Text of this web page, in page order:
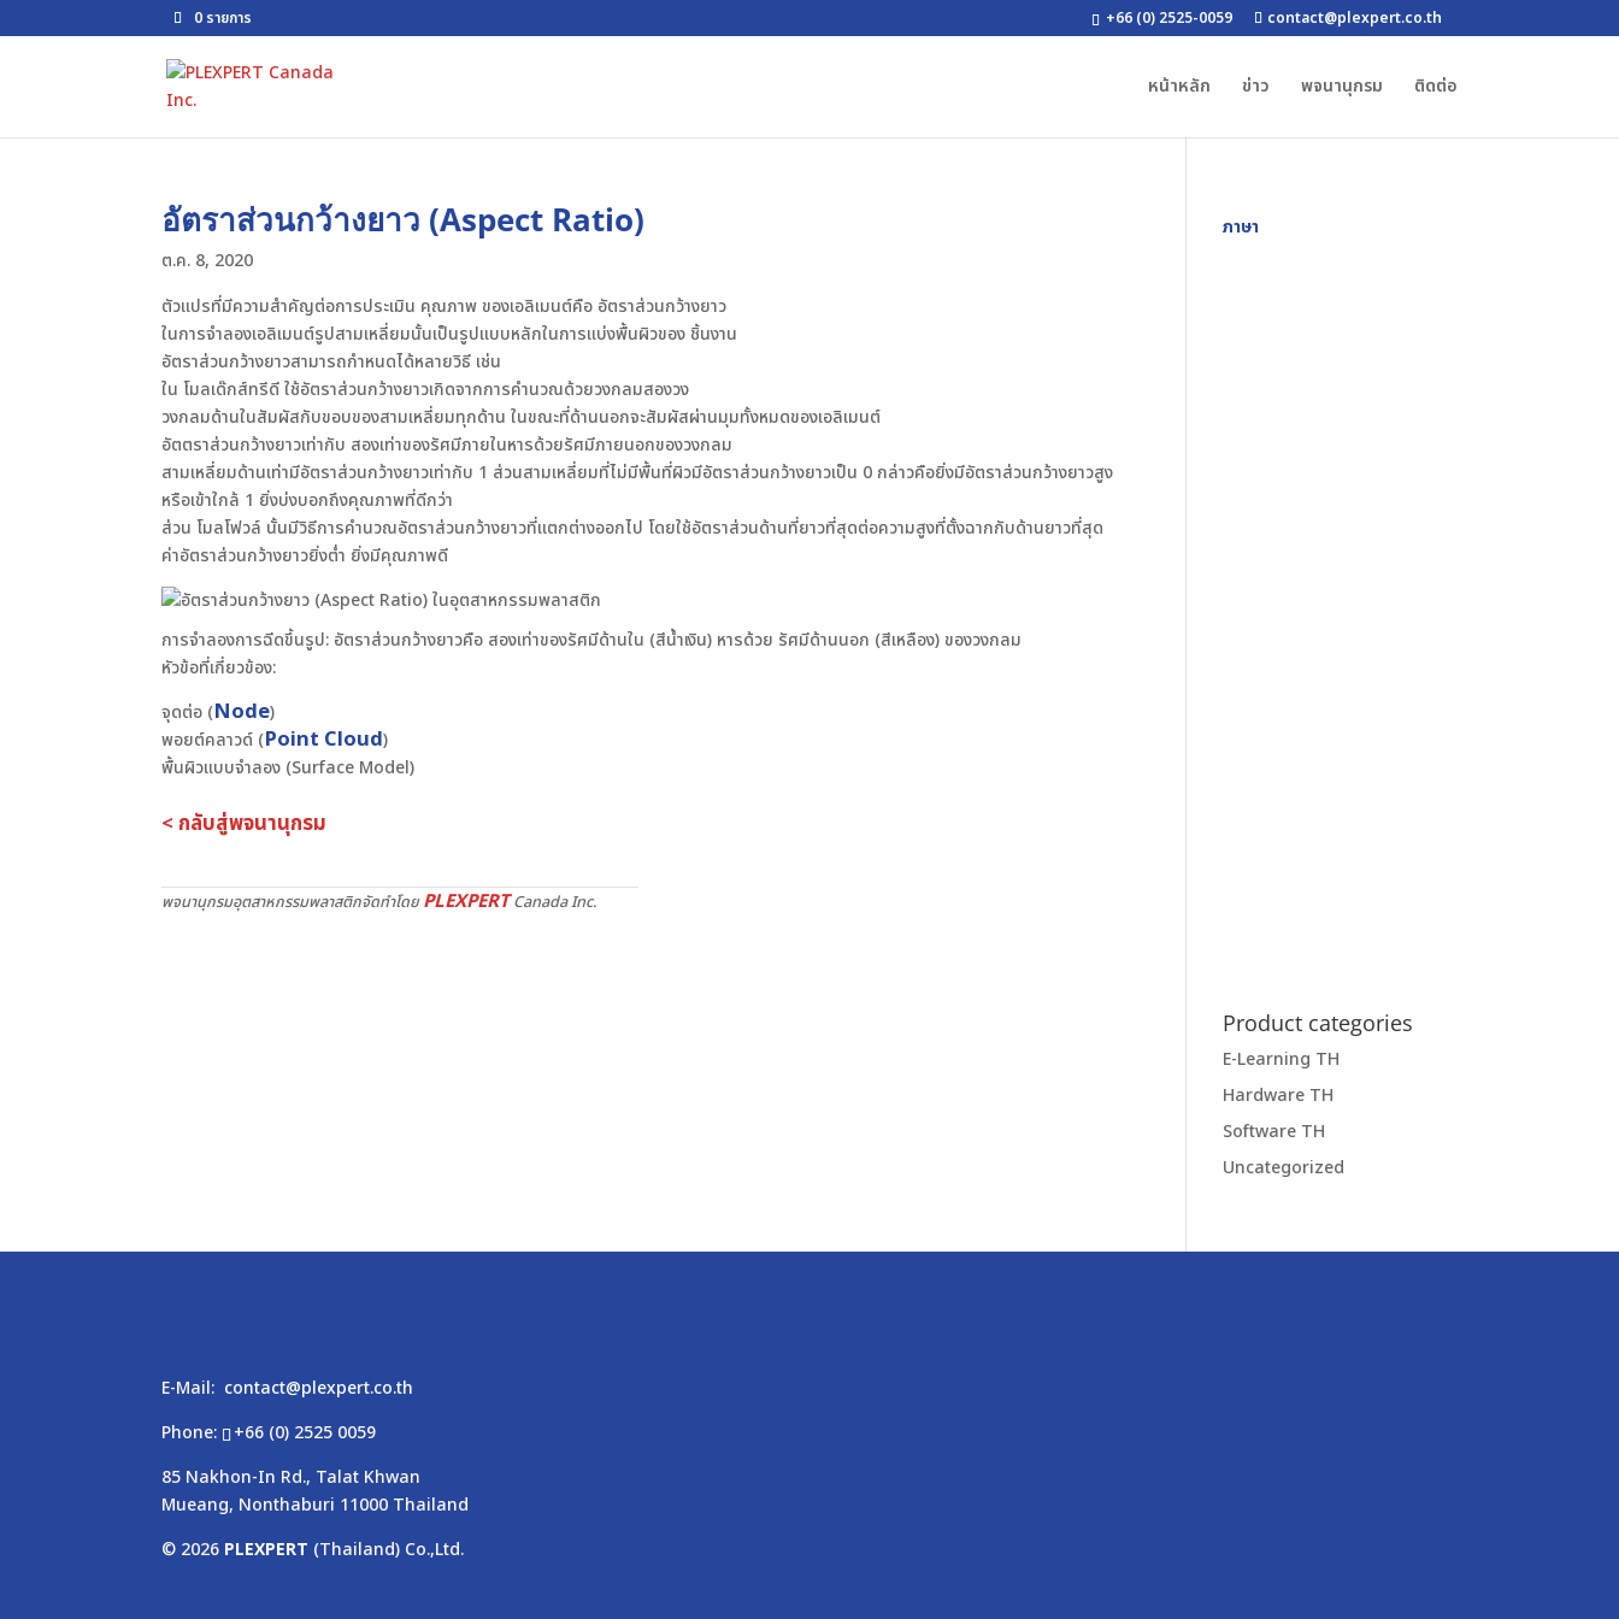
+66 (0) 2525-0059 contact@plexpert.co.th
0 รายการ
หน้าหลัก ข่าว พจนานุกรม ติดต่อ
อัตราส่วนกว้างยาว (Aspect Ratio)
ต.ค. 8, 2020
ตัวแปรที่มีความสำคัญต่อการประเมิน คุณภาพ ของเอลิเมนต์คือ อัตราส่วนกว้างยาว
ในการจำลองเอลิเมนต์รูปสามเหลี่ยมนั้นเป็นรูปแบบหลักในการแบ่งพื้นผิวของ ชิ้นงาน
อัตราส่วนกว้างยาวสามารถกำหนดได้หลายวิธี เช่น
ใน โมลเด๊กส์ทรีดี ใช้อัตราส่วนกว้างยาวเกิดจากการคำนวณด้วยวงกลมสองวง
วงกลมด้านในสัมผัสกับขอบของสามเหลี่ยมทุกด้าน ในขณะที่ด้านนอกจะสัมผัสผ่านมุมทั้งหมดของเอลิเมนต์
อัตตราส่วนกว้างยาวเท่ากับ สองเท่าของรัศมีภายในหารด้วยรัศมีภายนอกของวงกลม
สามเหลี่ยมด้านเท่ามีอัตราส่วนกว้างยาวเท่ากับ 1 ส่วนสามเหลี่ยมที่ไม่มีพื้นที่ผิวมีอัตราส่วนกว้างยาวเป็น 0 กล่าวคือยิ่งมีอัตราส่วนกว้างยาวสูง
หรือเข้าใกล้ 1 ยิ่งบ่งบอกถึงคุณภาพที่ดีกว่า
ส่วน โมลโฟวล์ นั้นมีวิธีการคำนวณอัตราส่วนกว้างยาวที่แตกต่างออกไป โดยใช้อัตราส่วนด้านที่ยาวที่สุดต่อความสูงที่ตั้งฉากกับด้านยาวที่สุด
ค่าอัตราส่วนกว้างยาวยิ่งต่ำ ยิ่งมีคุณภาพดี
การจำลองการฉีดขึ้นรูป: อัตราส่วนกว้างยาวคือ สองเท่าของรัศมีด้านใน (สีน้ำเงิน) หารด้วย รัศมีด้านนอก (สีเหลือง) ของวงกลม
หัวข้อที่เกี่ยวข้อง:
จุดต่อ (Node)
พอยต์คลาวด์ (Point Cloud)
พื้นผิวแบบจำลอง (Surface Model)
< กลับสู่พจนานุกรม
พจนานุกรมอุตสาหกรรมพลาสติกจัดทำโดยPLEXPERTCanada Inc.
ภาษา
Product categories
E-Learning TH
Hardware TH
Software TH
Uncategorized
E-Mail: contact@plexpert.co.th
Phone:
+66 (0) 2525 0059
85 Nakhon-In Rd., Talat Khwan
Mueang, Nonthaburi 11000 Thailand
© 2026 PLEXPERT (Thailand) Co.,Ltd.